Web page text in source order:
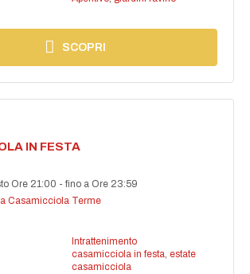
SCOPRI
IN FESTA
Ore 21:00 -fino a Ore 23:59
Casamicciola Terme
Intrattenimento
casamicciola in festa, estate
casamicciola